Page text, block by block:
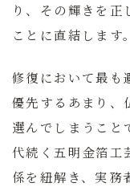
り、その輝きを
ことに直結します。
修復において最も
優先するあまり、
選んでしまうこと
代続く五明金箔工
係を紐解き、実務